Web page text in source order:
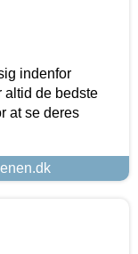
indenfor
altid de bedste
at se deres